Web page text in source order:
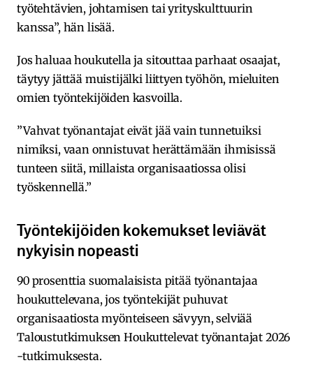
työtehtävien, johtamisen tai yrityskulttuurin
kanssa”, hän lisää.
Jos haluaa houkutella ja sitouttaa parhaat osaajat,
täytyy jättää muistijälki liittyen työhön, mieluiten
omien työntekijöiden kasvoilla.
”Vahvat työnantajat eivät jää vain tunnetuiksi
nimiksi, vaan onnistuvat herättämään ihmisissä
tunteen siitä, millaista organisaatiossa olisi
työskennellä.”
Työntekijöiden kokemukset leviävät
nykyisin nopeasti
90 prosenttia suomalaisista pitää työnantajaa
houkuttelevana, jos työntekijät puhuvat
organisaatiosta myönteiseen sävyyn, selviää
Taloustutkimuksen Houkuttelevat työnantajat 2026
-tutkimuksesta.